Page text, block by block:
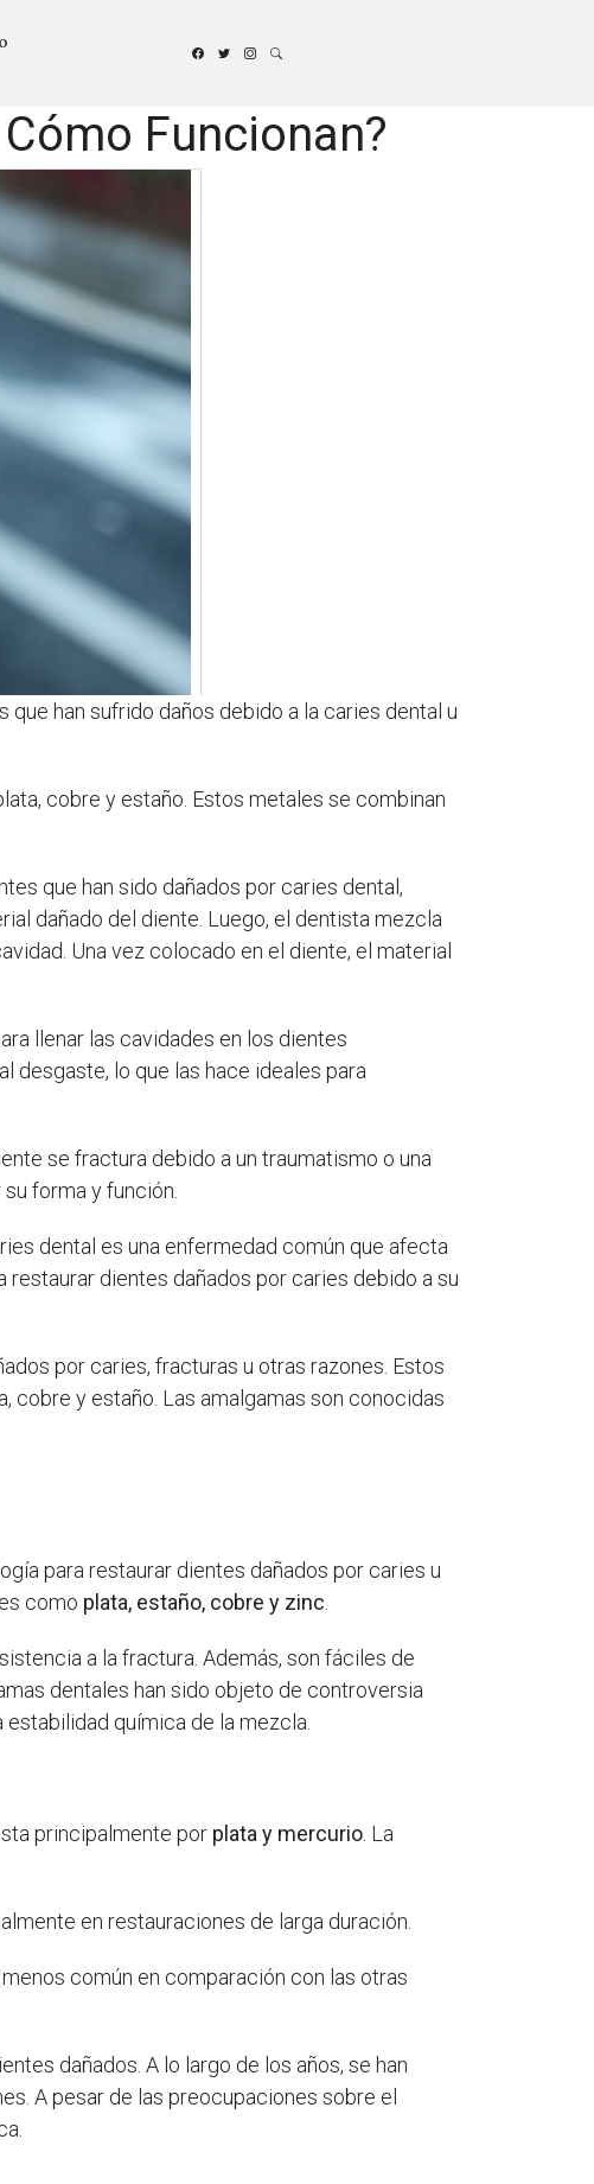
Funcionan?
han sufrido daños debido a la caries dental u
cobre y estaño. Estos metales se combinan
que han sido dañados por caries dental,
dañado del diente. Luego, el dentista mezcla
Una vez colocado en el diente, el material
llenar las cavidades en los dientes
desgaste, lo que las hace ideales para
se fractura debido a un traumatismo o una
forma y función.
dental es una enfermedad común que afecta
restaurar dientes dañados por caries debido a su
por caries, fracturas u otras razones. Estos
y estaño. Las amalgamas son conocidas
para restaurar dientes dañados por caries u
como plata, estaño, cobre y zinc
a la fractura. Además, son fáciles de
dentales han sido objeto de controversia
química de la mezcla.
principalmente por plata y mercurio . La
en restauraciones de larga duración.
menos común en comparación con las otras
dañados. A lo largo de los años, se han
A pesar de las preocupaciones sobre el